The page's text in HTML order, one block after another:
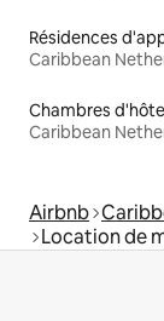
Caribbean
Chambres
Caribbean
Airbnb
Location de